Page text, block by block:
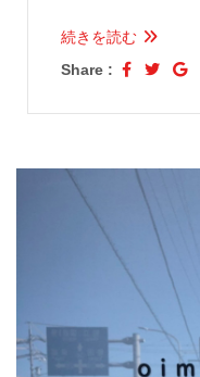
続きを読む
Share :